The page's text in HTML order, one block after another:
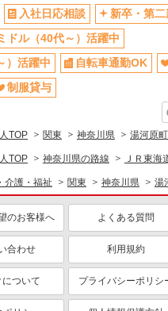
ミドル（40代～）活
躍中
自転車通勤OK
社会保険あり
フリーター歓迎
週2～3日勤務OK
深夜
昼
髪型・髪色自由
ネイルOK
バイク通勤OK
産休・育休取得実績
入社日応相談
新卒・第
ドル（40代～）活躍中
）活躍中
自転車通勤OK
制服貸与
TOP 関東 神奈川県 湯河原町
TOP 神奈川県の路線 ＪＲ東海
介護・福祉 関東 神奈川県 湯
のお客様へ よくある質問
合わせ 利用規約
について プライバシーポリシ